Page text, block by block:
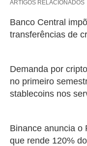
ARTIGOS RELACIONADOS
Banco Central
transferências de
Demanda por
no primeiro
stablecoins nos
Binance anuncia o
que rende 120%